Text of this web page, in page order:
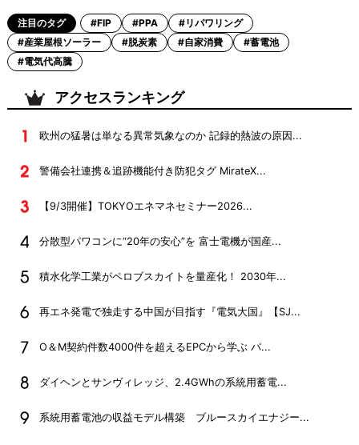
注目のタグ #FIP #PPA
#リパワリング
#産業屋根ソーラー
#脱炭素 #自家消費
#蓄電池
#電気代高騰
アクセスランキング
欧州の猛暑は単なる異常気象なのか 記録的熱波の原因...
警備会社連携＆追跡機能付き防犯タグ MirateX...
【9/3開催】TOKYOエネマネセミナー2026...
分散型パワコンに“20年の安心”を 富士電機が国産...
積水化学工業がペロブスカイトを量産化！ 2030年...
再エネ発電で独走する中国が目指す『電気大国』【SJ...
O＆M契約件数4000件を超えるEPCから学ぶ パ...
ダイヘンとサンヴィレッジ、2.4GWhの系統用蓄電...
系統用蓄電池の収益モデル構築 ブルースカイエナジー...